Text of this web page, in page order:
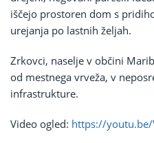
iščejo prostoren dom s
urejanja po lastnih željah.
Zrkovci, naselje v občini
od mestnega vrveža, v
infrastrukture.
Video ogled: https://